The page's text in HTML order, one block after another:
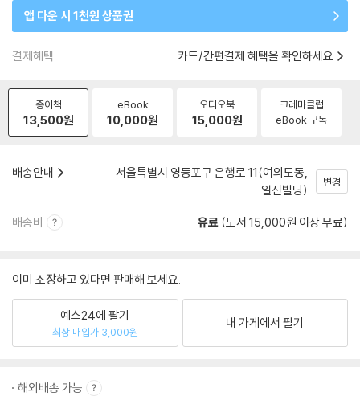
앱 다운 시 1천원 상품권
결제혜택 카드/간편결제 혜택을 확인하세요
종이책
13,500원
eBook
10,000원
오디오북
15,000원
크레마클럽
eBook 구독
배송안내
서울특별시 영등포구 은행로 11(여의도동,
일신빌딩)
변경
배송비 유료 (도서 15,000원 이상 무료)
이미 소장하고 있다면 판매해 보세요.
예스24에 팔기
최상 매입가 3,000원
내 가게에서 팔기
해외배송 가능